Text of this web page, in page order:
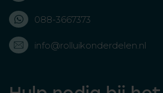
088-3667373
info@rolluikonderdelen.nl